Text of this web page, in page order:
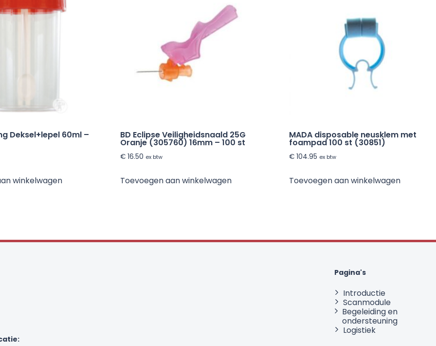
Deksel+lepel 60ml –
winkelwagen
BD Eclipse Veiligheidsnaald 25G
Oranje (305760) 16mm – 100 st
€16.50 ex btw
Toevoegen aan winkelwagen
MADA disposable neusklem met
foampad 100 st (30851)
€ 104.95 ex btw
Toevoegen aan winkelwagen
Pagina's
Introductie
Scanmodule
Begeleiding en
ondersteuning
Logistiek